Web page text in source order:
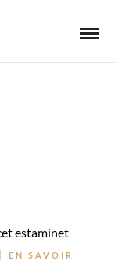
estaminet
EN SAVOIR